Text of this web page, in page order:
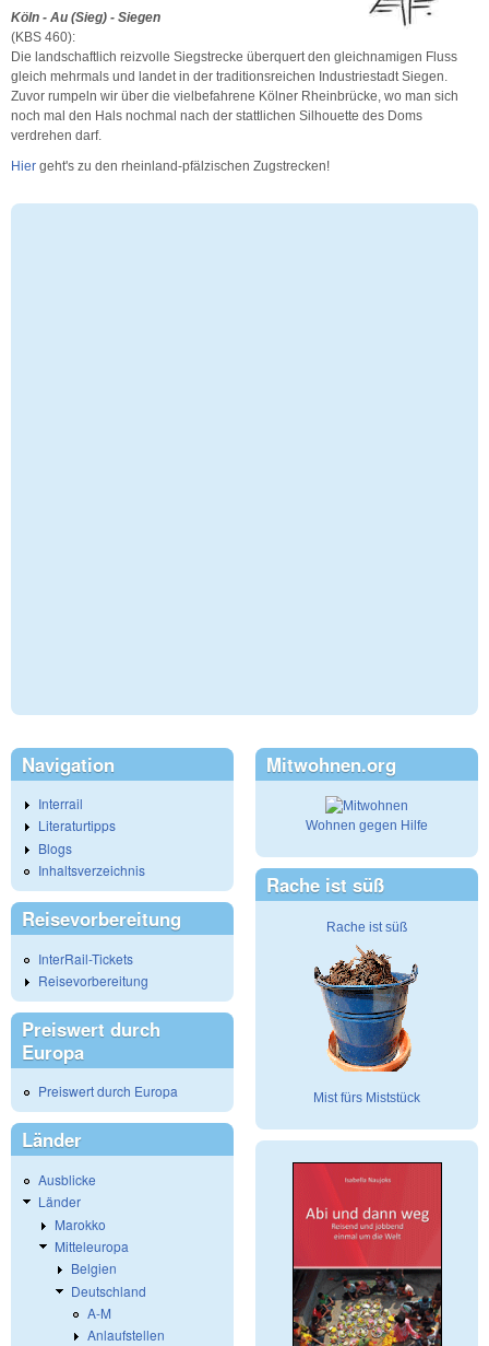
Köln - Au (Sieg) - Siegen
(KBS 460):
Die landschaftlich reizvolle Siegstrecke überquert den gleichnamigen Fluss
gleich mehrmals und landet in der traditionsreichen Industriestadt Siegen.
Zuvor rumpeln wir über die vielbefahrene Kölner Rheinbrücke, wo man sich
noch mal den Hals nochmal nach der stattlichen Silhouette des Doms
verdrehen darf.
Hier geht's zu den rheinland-pfälzischen Zugstrecken!
Navigation
Interrail
Literaturtipps
Blogs
Inhaltsverzeichnis
Reisevorbereitung
InterRail-Tickets
Reisevorbereitung
Preiswert durch
Europa
Preiswert durch Europa
Länder
Ausblicke
Länder
Marokko
Mitteleuropa
Belgien
Deutschland
A-M
Anlaufstellen
Mitwohnen.org
Wohnen gegen Hilfe
Rache ist süß
Rache ist süß
Mist fürs Miststück